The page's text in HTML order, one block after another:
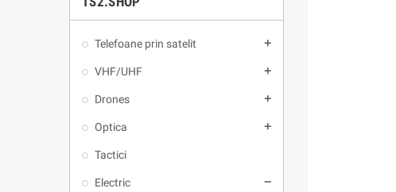
Telefoane prin satelit add
VHF/UHF add
Drones add
Optica add
Tactici
Electric remove